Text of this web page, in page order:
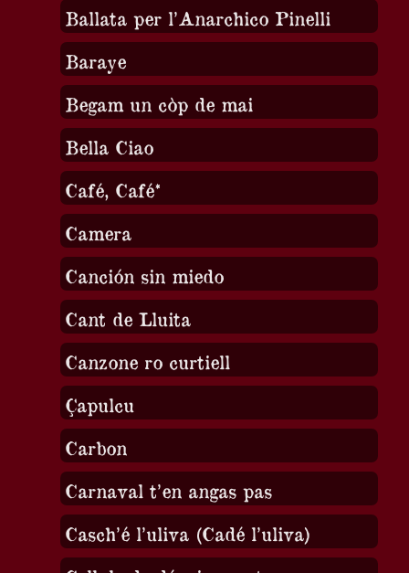
Ballata per l’Anarchico Pinelli
Baraye
Begam un còp de mai
Bella Ciao
Café, Café*
Camera
Canción sin miedo
Cant de Lluita
Canzone ro curtiell
Çapulcu
Carbon
Carnaval t’en angas pas
Casch’é l’uliva (Cadé l’uliva)